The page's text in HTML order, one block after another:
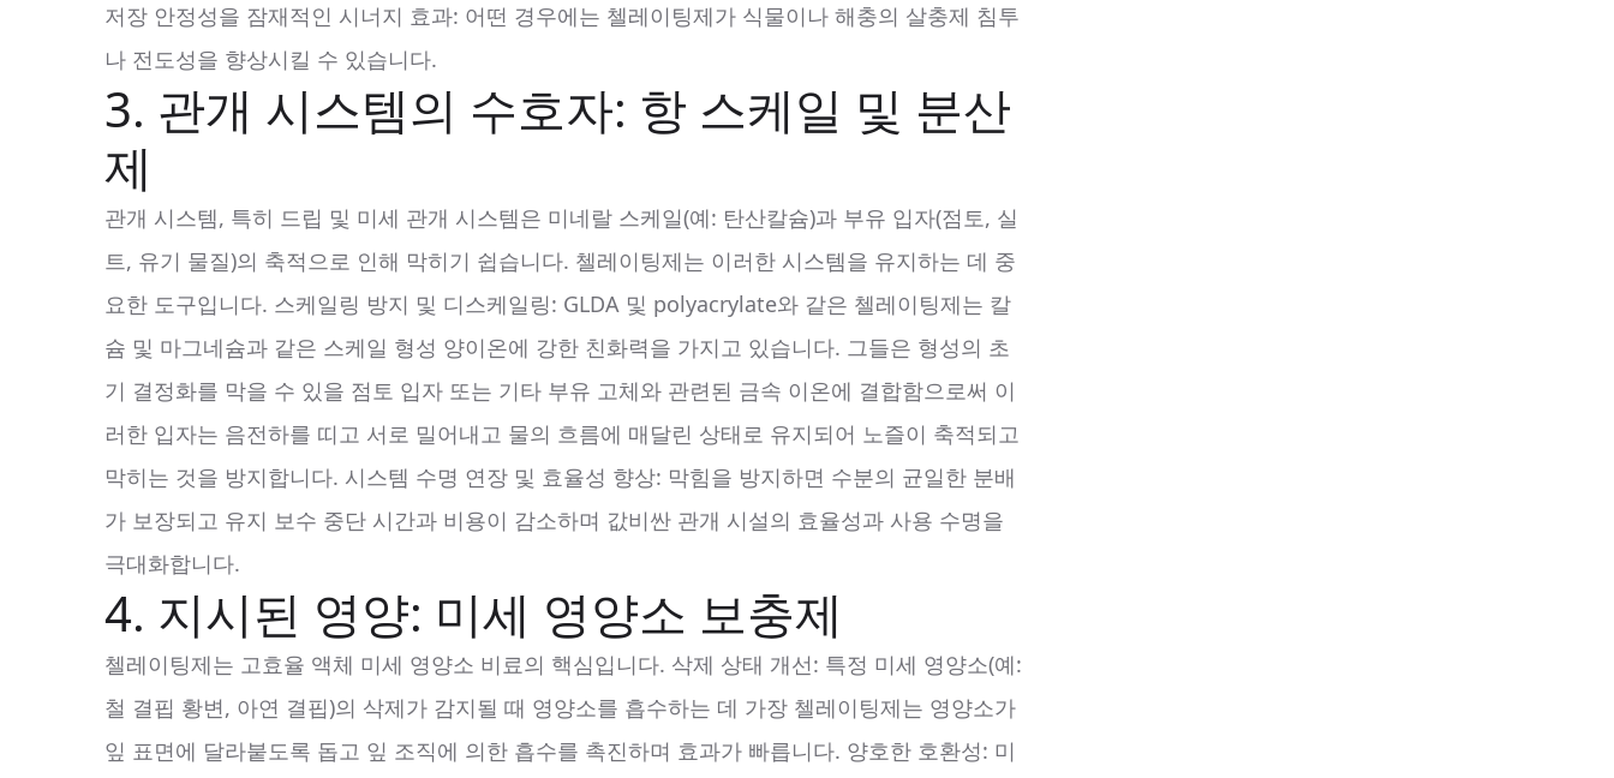
저장 안정성을 잠재적인 시너지 효과: 어떤 경우에는 첼레이팅제가 식물이나 해충의 살충제 침투
나 전도성을 향상시킬 수 있습니다.
3. 관개 시스템의 수호자: 항 스케일 및 분산
제
관개 시스템, 특히 드립 및 미세 관개 시스템은 미네랄 스케일(예: 탄산칼슘)과 부유 입자(점토, 실
트, 유기 물질)의 축적으로 인해 막히기 쉽습니다. 첼레이팅제는 이러한 시스템을 유지하는 데 중
요한 도구입니다. 스케일링 방지 및 디스케일링: GLDA 및 polyacrylate와 같은 첼레이팅제는 칼
슘 및 마그네슘과 같은 스케일 형성 양이온에 강한 친화력을 가지고 있습니다. 그들은 형성의 초
기 결정화를 막을 수 있을 점토 입자 또는 기타 부유 고체와 관련된 금속 이온에 결합함으로써 이
러한 입자는 음전하를 띠고 서로 밀어내고 물의 흐름에 매달린 상태로 유지되어 노즐이 축적되고
막히는 것을 방지합니다. 시스템 수명 연장 및 효율성 향상: 막힘을 방지하면 수분의 균일한 분배
가 보장되고 유지 보수 중단 시간과 비용이 감소하며 값비싼 관개 시설의 효율성과 사용 수명을
극대화합니다.
4. 지시된 영양: 미세 영양소 보충제
첼레이팅제는 고효율 액체 미세 영양소 비료의 핵심입니다. 삭제 상태 개선: 특정 미세 영양소(예:
철 결핍 황변, 아연 결핍)의 삭제가 감지될 때 영양소를 흡수하는 데 가장 첼레이팅제는 영양소가
잎 표면에 달라붙도록 돕고 잎 조직에 의한 흡수를 촉진하며 효과가 빠릅니다. 양호한 호환성: 미